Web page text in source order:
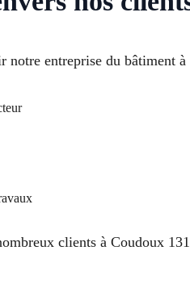
notre entreprise du bâtiment
clients à Coudoux